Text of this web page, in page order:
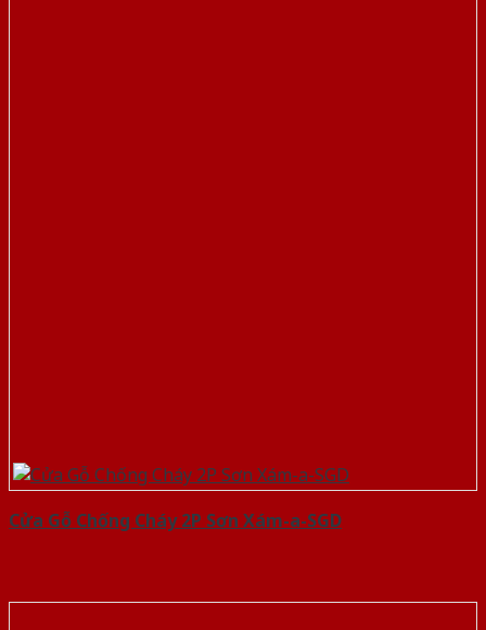
Cửa Gỗ Chống Cháy 2P Sơn Xám-a-SGD